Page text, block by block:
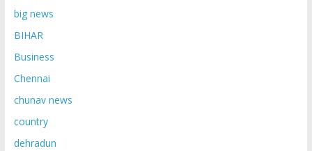
big news
BIHAR
Business
Chennai
chunav news
country
dehradun